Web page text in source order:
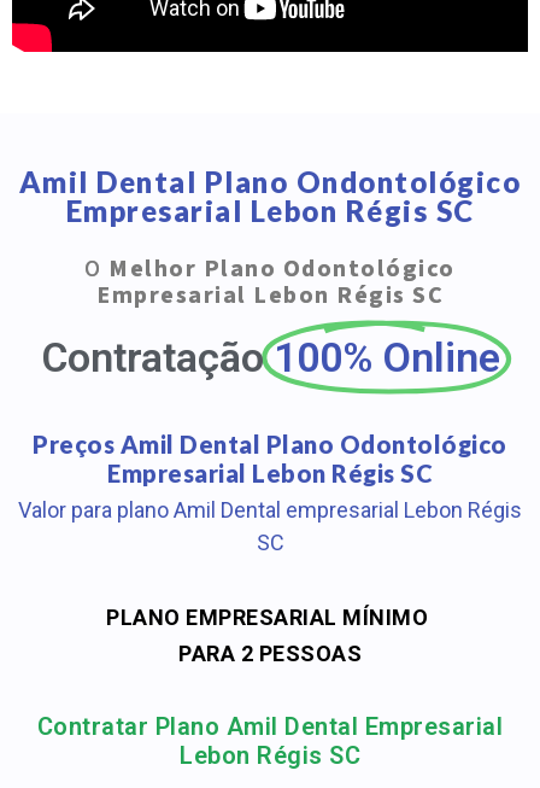
Amil Dental Plano Ondontológico
Empresarial Lebon Régis SC
O Melhor Plano Odontológico
Empresarial Lebon Régis SC
Contratação 100% Online
Preços Amil Dental Plano Odontológico
Empresarial Lebon Régis SC
Valor para plano Amil Dental empresarial Lebon Régis
SC
PLANO EMPRESARIAL MÍNIMO
PARA 2 PESSOAS
Contratar Plano Amil Dental Empresarial
Lebon Régis SC